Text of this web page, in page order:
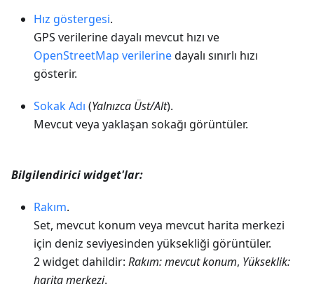
Hız göstergesi.
GPS verilerine dayalı mevcut hızı ve
OpenStreetMap verilerinedayalı sınırlı hızı
gösterir.
Sokak Adı (Yalnızca Üst/Alt).
Mevcut veya yaklaşan sokağı görüntüler.
Bilgilendirici widget'lar:
Rakım.
Set, mevcut konum veya mevcut harita merkezi
için deniz seviyesinden yüksekliği görüntüler.
2 widget dahildir: Rakım: mevcut konum, Yükseklik:
harita merkezi.